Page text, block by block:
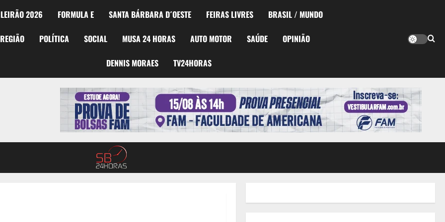
2026 FORMULA E SANTA BÁRBARA D´OESTE FEIRAS LIVRES BRASIL / MUNDO
REGIÃO POLÍTICA SOCIAL MUSA 24 HORAS AUTO MOTOR SAÚDE OPINIÃO
DENNIS MORAES TV24HORAS